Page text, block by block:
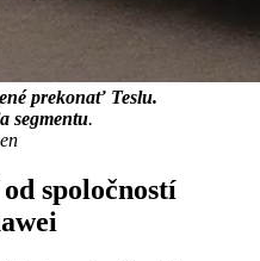
prekonať Teslu.
segmentu.
spoločností